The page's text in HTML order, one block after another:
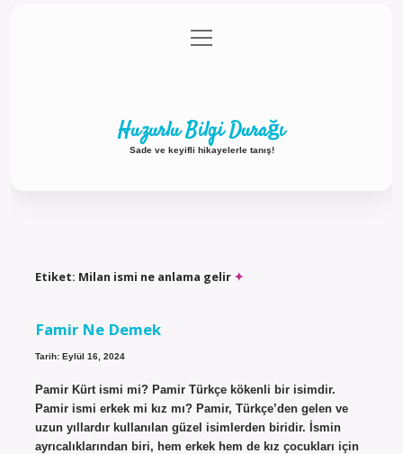
Gizlilik Politikası
menüyü
aç
Huzurlu Bilgi Durağı
Sade ve keyifli hikayelerle tanış!
Etiket: Milan ismi ne anlama gelir
Famir Ne Demek
Tarih: Eylül 16, 2024
Pamir Kürt ismi mi? Pamir Türkçe kökenli bir isimdir.
Pamir ismi erkek mi kız mı? Pamir, Türkçe’den gelen ve
uzun yıllardır kullanılan güzel isimlerden biridir. İsmin
ayrıcalıklarından biri, hem erkek hem de kız çocukları için